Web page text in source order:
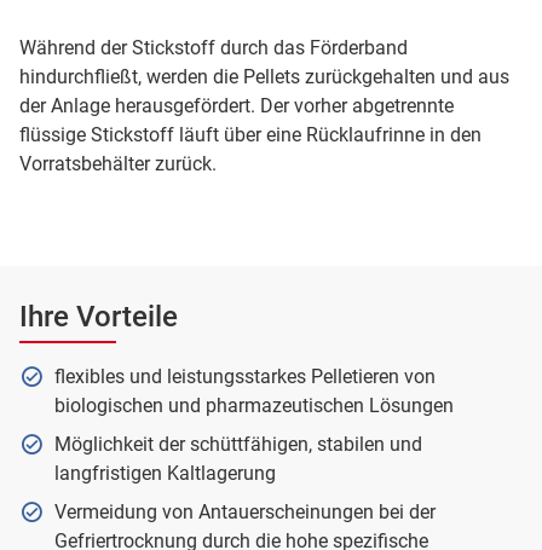
Während der Stickstoff durch das Förderband
hindurchfließt, werden die Pellets zurückgehalten und aus
der Anlage herausgefördert. Der vorher abgetrennte
flüssige Stickstoff läuft über eine Rücklaufrinne in den
Vorratsbehälter zurück.
Ihre Vorteile
flexibles und leistungsstarkes Pelletieren von
biologischen und pharmazeutischen Lösungen
Möglichkeit der schüttfähigen, stabilen und
langfristigen Kaltlagerung
Vermeidung von Antauerscheinungen bei der
Gefriertrocknung durch die hohe spezifische